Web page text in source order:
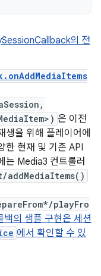
의 전
은 이전
생을 위해 플레이어에
한 현재 및 기존 API
는 Media3 컨트롤러
playFro
백의 샘플 구현은 세션
에서 확인할 수 있